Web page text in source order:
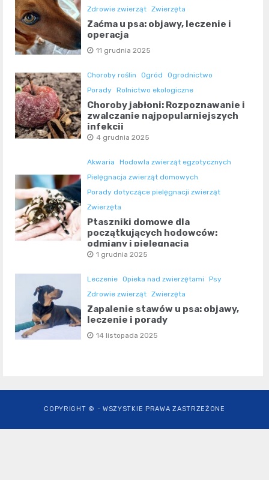
Zdrowie zwierząt Zwierzęta
Zaćma u psa: objawy, leczenie i
operacja
11 grudnia 2025
Choroby roślin Ogród
Ogrodnictwo
Porady Rolnictwo ekologiczne
Choroby jabłoni: Rozpoznawanie i
zwalczanie najpopularniejszych
infekcji
4 grudnia 2025
Akwaria
Hodowla zwierząt egzotycznych
Pielęgnacja zwierząt domowych
Porady dotyczące pielęgnacji zwierząt
Zwierzęta
Ptaszniki domowe dla
początkujących hodowców:
odmiany i pielęgnacja
1 grudnia 2025
Leczenie Opieka nad zwierzętami
Psy
Zdrowie zwierząt Zwierzęta
Zapalenie stawów u psa: objawy,
leczenie i porady
14 listopada 2025
COPYRIGHT © - WSZYSTKIE PRAWA ZASTRZEŻONE